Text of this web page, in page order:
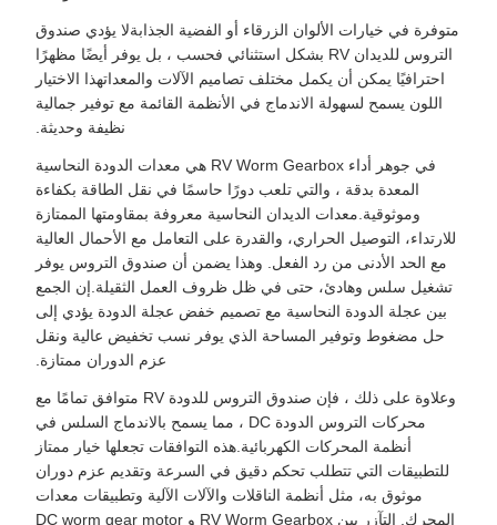
متوفرة في خيارات الألوان الزرقاء أو الفضية الجذابةلا يؤدي صندوق
التروس للديدان RV بشكل استثنائي فحسب ، بل يوفر أيضًا مظهرًا
احترافيًا يمكن أن يكمل مختلف تصاميم الآلات والمعداتهذا الاختيار
اللون يسمح لسهولة الاندماج في الأنظمة القائمة مع توفير جمالية
نظيفة وحديثة.
في جوهر أداء RV Worm Gearbox هي معدات الدودة النحاسية
المعدة بدقة ، والتي تلعب دورًا حاسمًا في نقل الطاقة بكفاءة
وموثوقية.معدات الديدان النحاسية معروفة بمقاومتها الممتازة
للارتداء، التوصيل الحراري، والقدرة على التعامل مع الأحمال العالية
مع الحد الأدنى من رد الفعل. وهذا يضمن أن صندوق التروس يوفر
تشغيل سلس وهادئ، حتى في ظل ظروف العمل الثقيلة.إن الجمع
بين عجلة الدودة النحاسية مع تصميم خفض عجلة الدودة يؤدي إلى
حل مضغوط وتوفير المساحة الذي يوفر نسب تخفيض عالية ونقل
عزم الدوران ممتازة.
وعلاوة على ذلك ، فإن صندوق التروس للدودة RV متوافق تمامًا مع
محركات التروس الدودة DC ، مما يسمح بالاندماج السلس في
أنظمة المحركات الكهربائية.هذه التوافقات تجعلها خيار ممتاز
للتطبيقات التي تتطلب تحكم دقيق في السرعة وتقديم عزم دوران
موثوق به، مثل أنظمة الناقلات والآلات الآلية وتطبيقات معدات
المحرك. التآزر بين RV Worm Gearbox و DC worm gear motor